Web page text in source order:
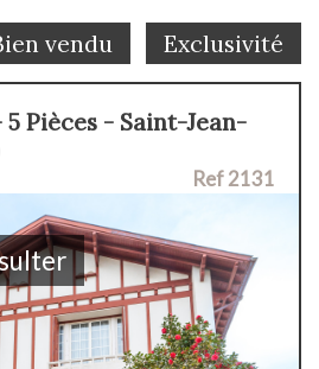
vendu Exclusivité
5 Pièces - Saint-Jean-
Ref 2131